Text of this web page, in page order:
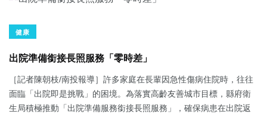
健康
出院準備銜接長照服務「零時差」
［記者陳朝枝/南投報導］許多家庭在長輩因急性傷病住院時，往往
面臨「出院即是挑戰」的困境。為落實高齡友善城市目標，縣府衛
生局積極推動「出院準備服務銜接長照服務」，確保病患在出院返